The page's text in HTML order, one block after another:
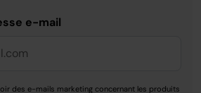
e-mail
des e-mails marketing concernant les produits